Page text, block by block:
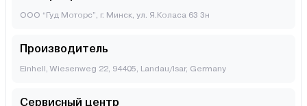
ООО “Гуд Моторс”, г. Минск, ул. Я.Коласа 63 3н
Производитель
Einhell, Wiesenweg 22, 94405, Landau/Isar, Germany
Сервисный центр